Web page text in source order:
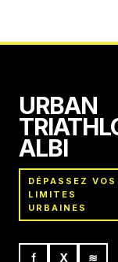
URBAN
ALBI
DÉPASSEZ VOS
LIMITES
URBAINES
f X ≋